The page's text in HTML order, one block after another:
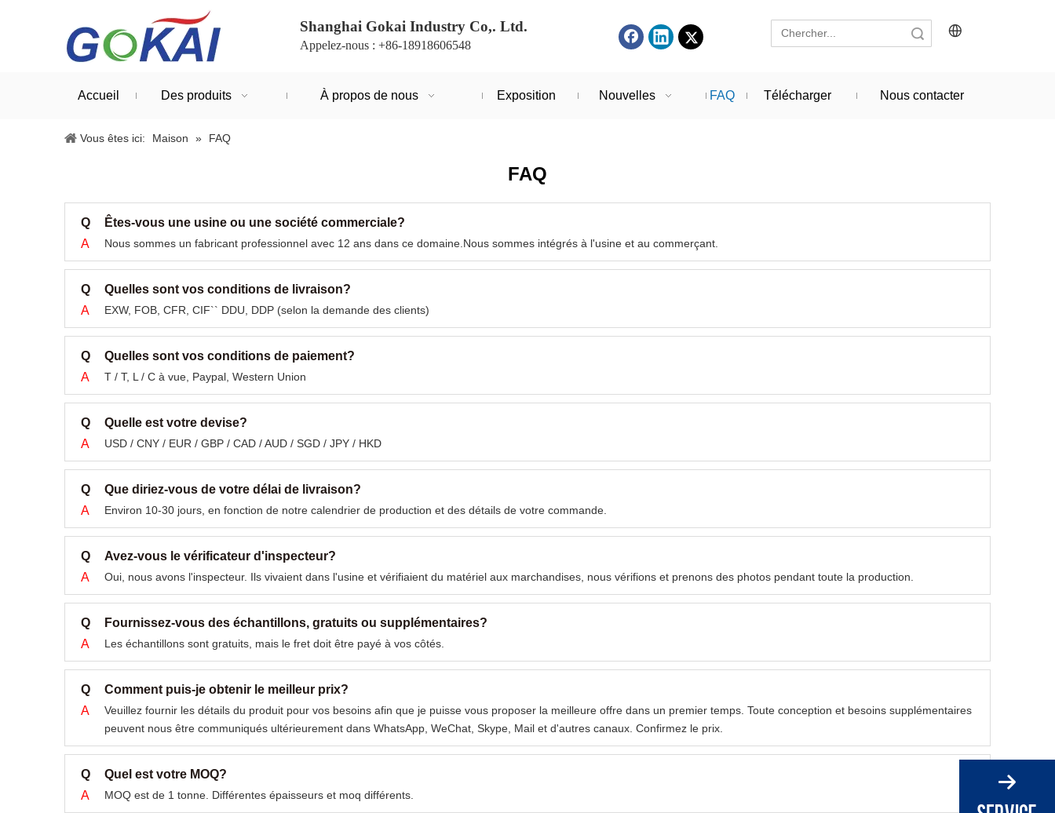
Shanghai Gokai Industry Co,. Ltd.
Appelez-nous : +86-18918606548
Accueil Des produits À propos de nous Exposition Nouvelles FAQ Télécharger Nous contacter
Vous êtes ici: Maison » FAQ
FAQ
Q
Êtes-vous une usine ou une société commerciale?
A
Nous sommes un fabricant professionnel avec 12 ans dans ce domaine.Nous sommes intégrés à l'usine et au commerçant.
Q
Quelles sont vos conditions de livraison?
A
EXW, FOB, CFR, CIF`` DDU, DDP (selon la demande des clients)
Q
Quelles sont vos conditions de paiement?
A
T / T, L / C à vue, Paypal, Western Union
Q
Quelle est votre devise?
A
USD / CNY / EUR / GBP / CAD / AUD / SGD / JPY / HKD
Q
Que diriez-vous de votre délai de livraison?
A
Environ 10-30 jours, en fonction de notre calendrier de production et des détails de votre commande.
Q
Avez-vous le vérificateur d'inspecteur?
A
Oui, nous avons l'inspecteur. Ils vivaient dans l'usine et vérifiaient du matériel aux marchandises, nous vérifions et prenons des photos pendant toute la production.
Q
Fournissez-vous des échantillons, gratuits ou supplémentaires?
A
Les échantillons sont gratuits, mais le fret doit être payé à vos côtés.
Q
Comment puis-je obtenir le meilleur prix?
A
Veuillez fournir les détails du produit pour vos besoins afin que je puisse vous proposer la meilleure offre dans un premier temps. Toute conception et besoins supplémentaires
peuvent nous être communiqués ultérieurement dans WhatsApp, WeChat, Skype, Mail et d'autres canaux. Confirmez le prix.
Q
Quel est votre MOQ?
A
MOQ est de 1 tonne. Différentes épaisseurs et moq différents.